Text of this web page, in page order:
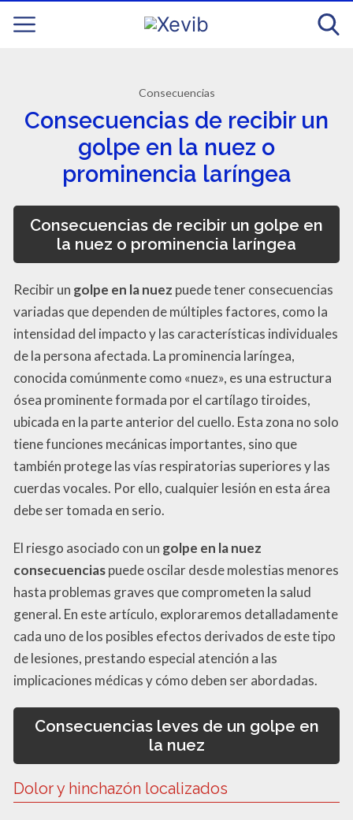
Consecuencias
Consecuencias de recibir un
golpe en la nuez o
prominencia laríngea
Consecuencias de recibir un golpe en
la nuez o prominencia laríngea
Recibir un golpe en la nuez puede tener consecuencias
variadas que dependen de múltiples factores, como la
intensidad del impacto y las características individuales
de la persona afectada. La prominencia laríngea,
conocida comúnmente como «nuez», es una estructura
ósea prominente formada por el cartílago tiroides,
ubicada en la parte anterior del cuello. Esta zona no solo
tiene funciones mecánicas importantes, sino que
también protege las vías respiratorias superiores y las
cuerdas vocales. Por ello, cualquier lesión en esta área
debe ser tomada en serio.
El riesgo asociado con un golpe en la nuez
consecuenciaspuede oscilar desde molestias menores
hasta problemas graves que comprometen la salud
general. En este artículo, exploraremos detalladamente
cada uno de los posibles efectos derivados de este tipo
de lesiones, prestando especial atención a las
implicaciones médicas y cómo deben ser abordadas.
Consecuencias leves de un golpe en
la nuez
Dolor y hinchazón localizados